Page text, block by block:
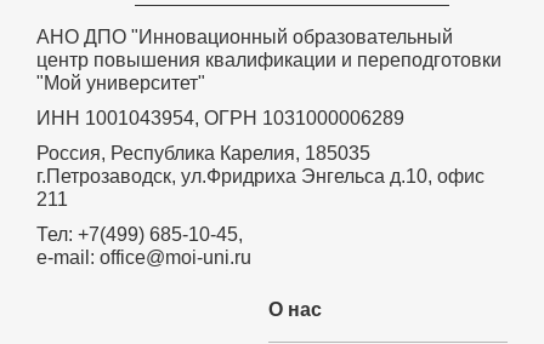
АНО ДПО "Инновационный образовательный
центр повышения квалификации и переподготовки
"Мой университет"
ИНН 1001043954, ОГРН 1031000006289
Россия, Республика Карелия, 185035
г.Петрозаводск, ул.Фридриха Энгельса д.10, офис
211
Тел: +7(499) 685-10-45,
e-mail: office@moi-uni.ru
О нас